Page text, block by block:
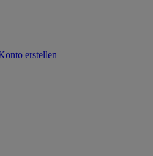
erstellen